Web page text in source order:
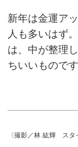
新年は金運ア
人も多いはず
は、中が整理
ちいいものです
〈撮影／林 紘輝 スタ